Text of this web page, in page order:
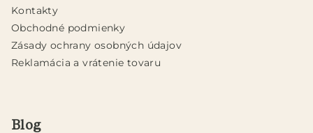
Kontakty
Obchodné podmienky
Zásady ochrany osobných údajov
Reklamácia a vrátenie tovaru
Blog